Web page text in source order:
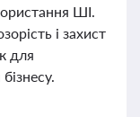
ШІ.
і захист
для